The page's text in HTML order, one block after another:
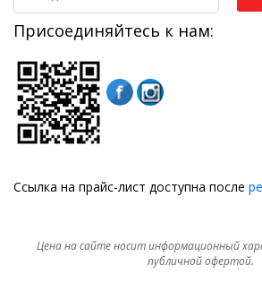
Присоединяйтесь к нам:
Ссылка на прайс-лист доступна после
Цена на сайте носит информационный
публичной офертой.